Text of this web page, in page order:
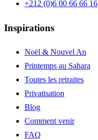
+212 (0)6 00 66 66 16
Inspirations
Noël & Nouvel An
Printemps au Sahara
Toutes les retraites
Privatisation
Blog
Comment venir
FAQ